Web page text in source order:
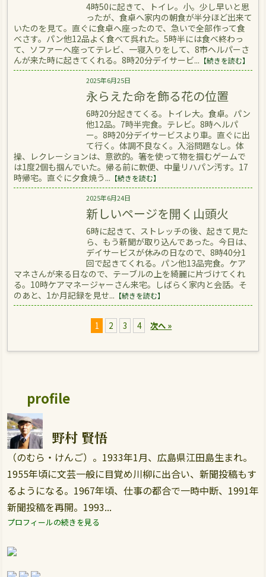
4時50に起きて、トイレ。小。少し早いと思
ったが、食卓へ家内の朝食が半分ほど出来て
いたのを見て。直ぐに食卓へ座ったので、急いで全部作って食
べさす。パン他12品よく食べて呉れた。5時半には食べ終わっ
て、ソファーへ座ってテレビ、一寝入りをして、8市ヘルパーさ
んが来た時に起きてくれる。8時20分デイサービ... 【続きを読む】
2025年6月25日
永らえた命を飾る花の位置
6時20分起きてくる。トイレ大。食卓。パン
他12品。7時半完食。テレビ。8時ヘルパ
ー。8時20分デイサービスより車。直ぐに出
て行く。体調不良なく。入浴問題なし。体
操、レクレーションは、意欲的。箸を使って物を掴むゲームで
は1度2個も掴んでいた。帰る前に軟便、中量リハパン汚す。17
時帰宅。直ぐに夕食焼う... 【続きを読む】
2025年6月24日
新しいページを開く山頭火
6時に起きて、ストレッチの後、起きて見た
ら、もう新聞が取り込んであった。今日は、
デイサービスが休みの日なので、8時40分1
回で起きてくれる。パン他13品完食。ケア
マネさんが来る日なので、テーブルの上を綺麗に片づけてくれ
る。10時ケアマネージャーさん来宅。しばらく家内と会話。そ
のあと、1か月記録を見せ... 【続きを読む】
1 2 3 4 次へ »
profile
野村 賢悟
（のむら・けんご）。1933年1月、広島県江田島生まれ。
1955年頃に文芸一般に目覚め川柳に出合い、新聞投稿もす
るようになる。1967年頃、仕事の都合で一時中断、1991年
新聞投稿を再開。1993...
プロフィールの続きを見る